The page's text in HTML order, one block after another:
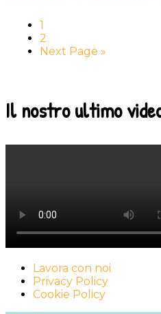
Go
to
page
1
Go
to
2
Go
Next Page »
Il nostro ultimo
Lavora con noi
Privacy Policy
Cookie Policy